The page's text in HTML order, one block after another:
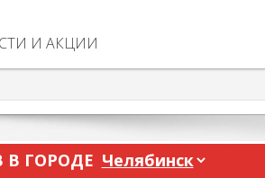
И АКЦИИ
В ГОРОДЕ